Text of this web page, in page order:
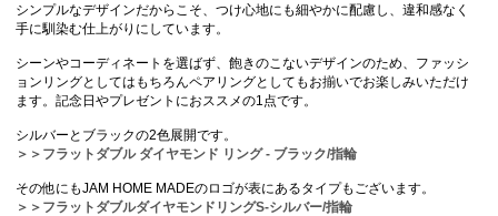
シンプルなデザインだからこそ、つけ心地にも細やかに配慮し、違和感なく
手に馴染む仕上がりにしています。
シーンやコーディネートを選ばず、飽きのこないデザインのため、ファッシ
ョンリングとしてはもちろんペアリングとしてもお揃いでお楽しみいただけ
ます。記念日やプレゼントにおススメの1点です。
シルバーとブラックの2色展開です。
＞＞フラットダブル ダイヤモンド リング - ブラック/指輪
その他にもJAM HOME MADEのロゴが表にあるタイプもございます。
＞＞フラットダブルダイヤモンドリングS-シルバー/指輪